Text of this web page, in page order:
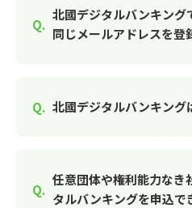
北國デジタルバンキング
同じメールアドレスを登
北國デジタルバンキング
任意団体や権利能力なき
タルバンキングを申込で